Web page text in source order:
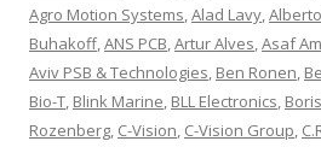
Agro Motion Systems,Alad Lavy,
Buhakoff,ANS PCB,Artur Alves,Asaf
Aviv PSB & Technologies, Ben Ronen,
Bio-T, Blink Marine, BLL Electronics,
Rozenberg, C-Vision, C-Vision Group,